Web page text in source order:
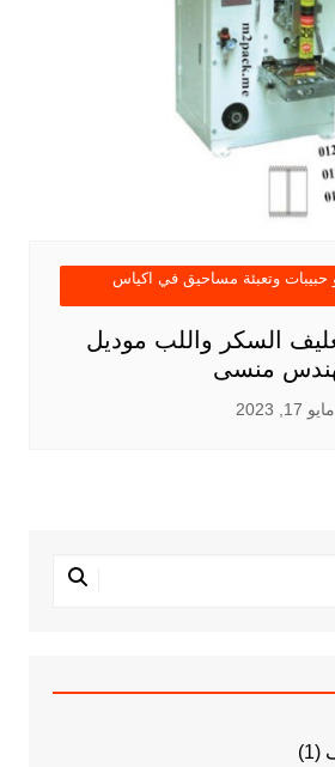
حبيبات وتعبئة مساحيق في اكياس
السكر واللب موديل
مايو 17, 2023
(1)